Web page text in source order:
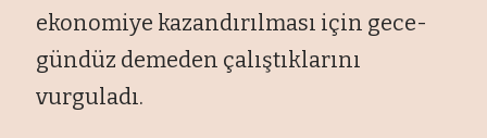
ekonomiye kazandırılması için gece-
gündüz demeden çalıştıklarını
vurguladı.